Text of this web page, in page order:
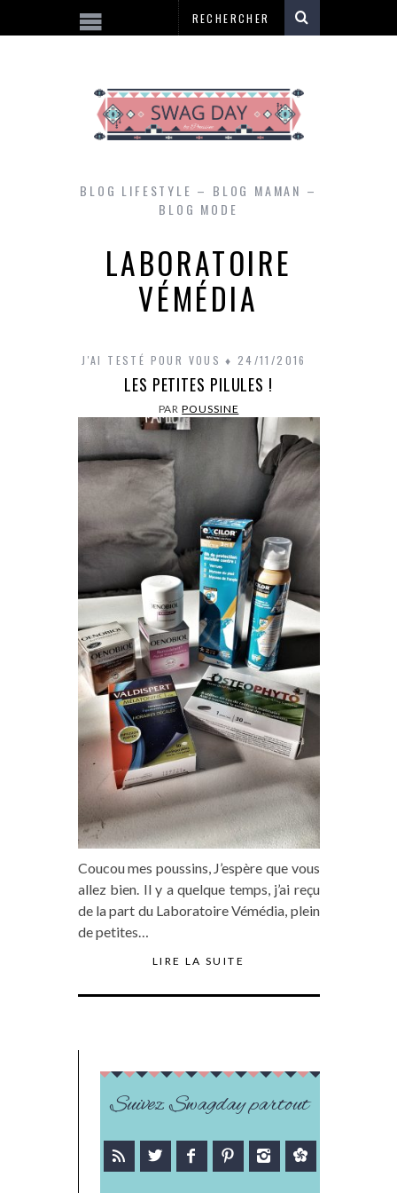
BLOG LIFESTYLE – BLOG MAMAN –
BLOG MODE
LABORATOIRE
VÉMÉDIA
J'AI TESTÉ POUR VOUS 24/11/2016
LES PETITES PILULES !
PARPOUSSINE
Coucou mes poussins, J’espère que vous
allez bien. Il y a quelque temps, j’ai reçu
de la part du Laboratoire Vémédia, plein
de petites…
LIRE LA SUITE
Suivez Swagday partout